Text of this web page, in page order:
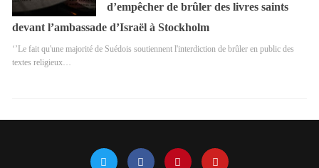
d’empêcher de brûler des livres saints
devant l’ambassade d’Israël à Stockholm
‘’Le fait qu'une majorité de Suédois soutiennent l'interdiction de brûler en public des
textes religieux…